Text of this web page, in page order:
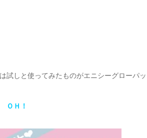
試しと使ってみたものがエニシーグローパ
ＯＨ！